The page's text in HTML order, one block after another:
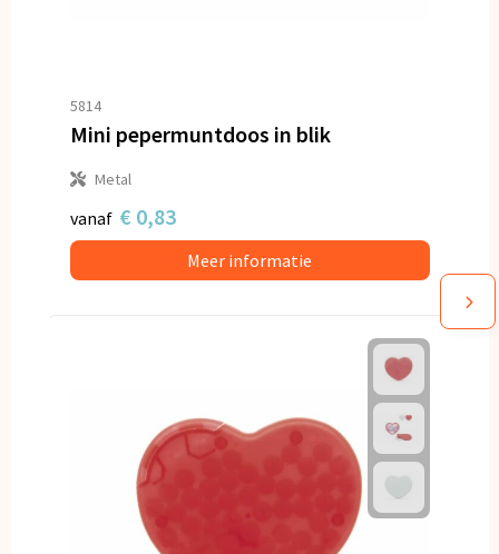
5814
Mini pepermuntdoos in blik
Metal
vanaf € 0,83
Meer informatie